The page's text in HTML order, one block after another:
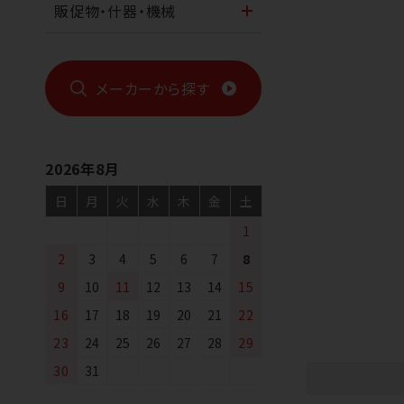
販促物・什器・機械
メーカーから探す
2026年8月
日 月 火 水 木 金
土
1
2
3 4 5 6 7
8
9
10 11 12 13 14
15
16
17 18 19 20 21
22
23
24 25 26 27 28
29
30
31